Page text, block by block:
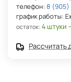
телефон: 8 (905)
график работы:
остаток:4 штуки
Рассчитать